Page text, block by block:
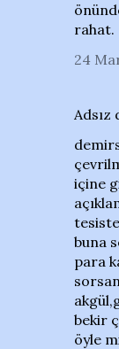
rahat.
24
Adsız
içine
buna
para
bekir
öyle